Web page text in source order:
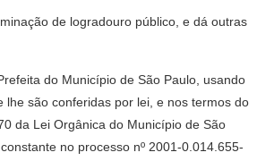
de logradouro público, e dá outras
do Município de São Paulo, usando
lhe são conferidas por lei, e nos termos do
da Lei Orgânica do Município de São
no processo nº 2001-0.014.655-